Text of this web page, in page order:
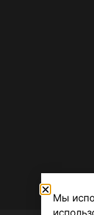
Мы